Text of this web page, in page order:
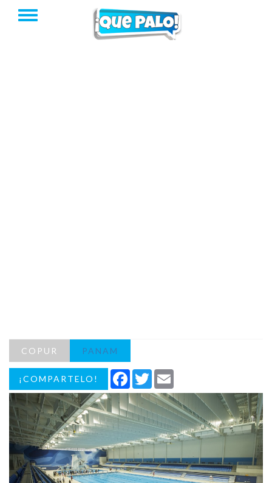
COPUR PANAM
¡COMPARTELO! Facebook
Twitter